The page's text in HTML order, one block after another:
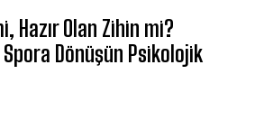
Hazır Olan Zihin mi?
Spora Dönüşün Psikolojik